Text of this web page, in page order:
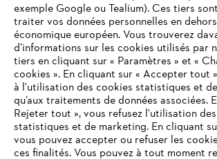
VOTRE NAVIGATEUR
N'EST PLUS PRIS EN
exemple Google ou Tealium). Ces tiers
traiter vos données personnelles en
économique européen. Vous trouverez
d’informations sur les cookies utilisés par
tiers en cliquant sur « Paramètres » et «
cookies ». En cliquant sur « Accepter tout
à l'utilisation des cookies statistiques et
qu’aux traitements de données associées.
Rejeter tout », vous refusez l'utilisation
statistiques et de marketing. En cliquant
vous pouvez accepter ou refuser les
ces finalités. Vous pouvez à tout moment